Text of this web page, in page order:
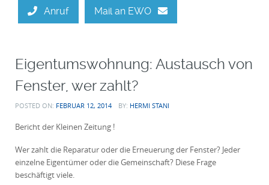
Anruf Mail an EWO
Eigentumswohnung: Austausch von
Fenster, wer zahlt?
POSTED ON: FEBRUAR 12, 2014 BY: HERMI STANI
Bericht der Kleinen Zeitung !
Wer zahlt die Reparatur oder die Erneuerung der Fenster? Jeder
einzelne Eigentümer oder die Gemeinschaft? Diese Frage
beschäftigt viele.